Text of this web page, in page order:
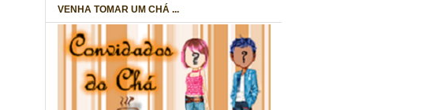
VENHA TOMAR UM CHÁ ...